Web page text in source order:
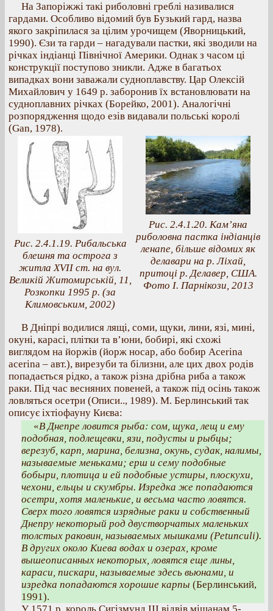
На Запоріжжі такі риболовні греблі називалися
гардами. Особливо відомий був Бузький гард, назва
якого закріпилася за цілим урочищем (Яворницький,
1990). Єзи та гарди – нагадували пастки, які зводили на
річках індіанці Північної Америки. Однак з часом ці
конструкції поступово зникли. Адже в багатьох
випадках вони заважали судноплавству. Цар Олексій
Михайлович у 1649 р. заборонив їх встановлювати на
судноплавних річках (Борейко, 2001). Аналогічні
розпорядження щодо езів видавали польські королі
(Gan, 1978).
Рис. 2.4.1.19. Рибальська
блешня та острога з
житла XVII ст. на вул.
Великій Житомирській, 11,
Розкопки 1995 р. (за
Климовським, 2002)
Рис. 2.4.1.20. Кам’яна
риболовна пастка індіанців
ленапе, більше відомих як
делавари на р. Ліхай,
притоці р. Делавер, США.
Фото І. Парнікози, 2013
В Дніпрі водилися лящі, соми, щуки, лини, язі, мині,
окуні, карасі, плітки та в’юни, бобирі, які схожі
виглядом на йоржів (йорж носар, aбо бобир Acerina
acerinа – авт.), вирезуби та білизни, але цих двох родів
попадається рідко, а також різна дрібна риба а також
раки. Під час весняних повеней, а також під осінь також
ловляться осетри (Описи.., 1989). М. Берлинський так
описує іхтіофауну Києва:
«В Днепре ловится рыба: сом, щука, лещ и ему
подобная, подлещевки, язи, подусты и рыбцы;
верезуб, карп, марина, белизна, окунь, судак, налимы,
называемые меньками; ерш и сему подобные
бобыри, плотица и ей подобные устиры, плоскухи,
чехони, ельцы и скумбры. Изредка же попадаются
осетри, хотя маленькие, и весьма часто ловятся.
Сверх того ловятся изрядные раки и собственный
Днепру некоторый род двустворчатых маленьких
толстых раковин, называемых мышками (Petunculi).
В других около Киева водах и озерах, кроме
вышеописанных некоторых, ловятся еще лины,
караси, пискари, называемые здесь вьюнами, и
изредка попадаются хорошие карпы (Берлинський,
1991).